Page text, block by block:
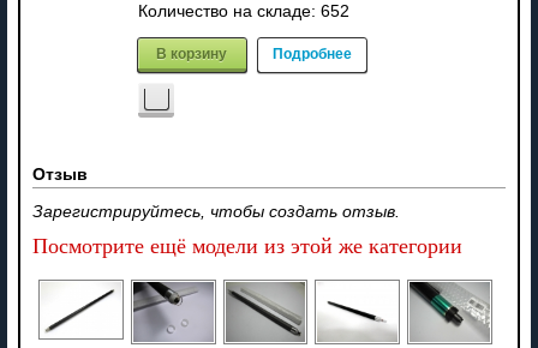
Количество на складе: 652
В корзину Подробнее
Отзыв
Зарегистрируйтесь, чтобы создать отзыв.
Посмотрите ещё модели из этой же категории